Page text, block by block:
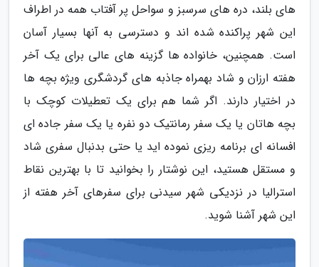
های بلند، دره های سرسبز و سواحل پر آفتاب همه در اطراف
این شهر پراکنده شده اند و دسترسی به آنها بسیار آسان
است. همچنین، خانواده ها گزینه های عالی برای یک آخر
هفته ارزان و شاد بهمراه جاذبه های گردشگری ویژه بچه ها
در اختیار دارند. اگر شما هم برای یک تعطیلات کوچک با
بچه هاتان یا یک سفر رمانتیک دو نفره یا یک سفر جاده ای
افسانه ای برنامه ریزی نموده اید یا حتی بدنبال سفری شاد
و مستقل هستید، این نوشتار را بخوانید تا با بهترین نقاط
استرالیا در نزدیکی شهر سیدنی برای سفرهای آخر هفته از
این شهر آشنا شوید.